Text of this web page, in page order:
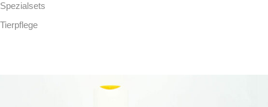
Spezialsets
Tierpflege